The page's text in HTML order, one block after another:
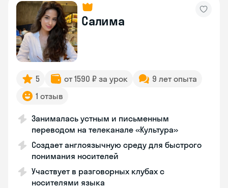
Салима
5 от 1590 ₽ за урок
9 лет опыта
1 отзыв
Занималась устным и письменным
переводом на телеканале «Культура»
Создает англоязычную среду для быстрого
понимания носителей
Участвует в разговорных клубах с
носителями языка